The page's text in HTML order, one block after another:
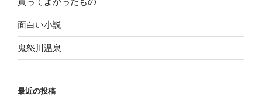
面白い小説
鬼怒川温泉
最近の投稿